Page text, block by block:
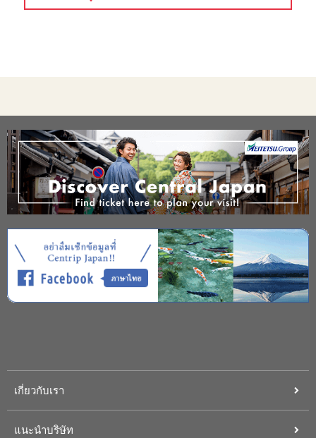
เกี่ยวกับเรา
แนะนำบริษัท